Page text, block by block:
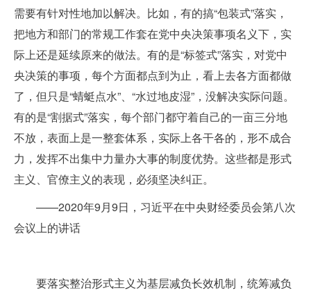
需要有针对性地加以解决。比如，有的搞“包装式”落实，
把地方和部门的常规工作套在党中央决策事项名义下，实
际上还是延续原来的做法。有的是“标签式”落实，对党中
央决策的事项，每个方面都点到为止，看上去各方面都做
了，但只是“蜻蜓点水”、“水过地皮湿”，没解决实际问题。
有的是“割据式”落实，每个部门都守着自己的一亩三分地
不放，表面上是一整套体系，实际上各干各的，形不成合
力，发挥不出集中力量办大事的制度优势。这些都是形式
主义、官僚主义的表现，必须坚决纠正。
——2020年9月9日，习近平在中央财经委员会第八次
会议上的讲话
要落实整治形式主义为基层减负长效机制，统筹减负